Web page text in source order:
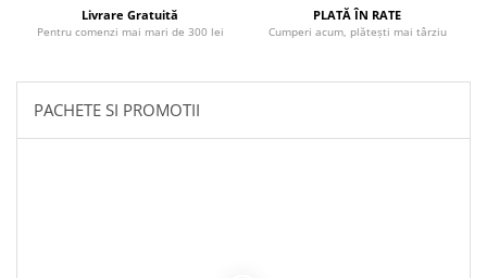
COLOREAZA CU PRIETENII
De colorat
Livrare Gratuită
Pentru comenzi mai mari de 300 lei
PLATĂ ÎN RATE
Cumperi acum, plătești mai târziu
PACHETE SI PROMOTII